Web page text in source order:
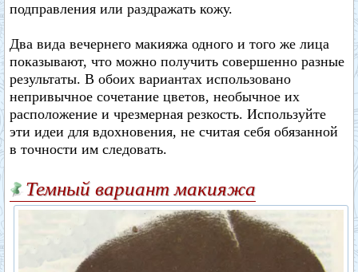
подправления или раздражать кожу.
Два вида вечернего макияжа одного и того же лица
показывают, что можно получить совершенно разные
результаты. В обоих вариантах использовано
непривычное сочетание цветов, необычное их
расположение и чрезмерная резкость. Используйте
эти идеи для вдохновения, не считая себя обязанной
в точности им следовать.
Темный вариант макияжа